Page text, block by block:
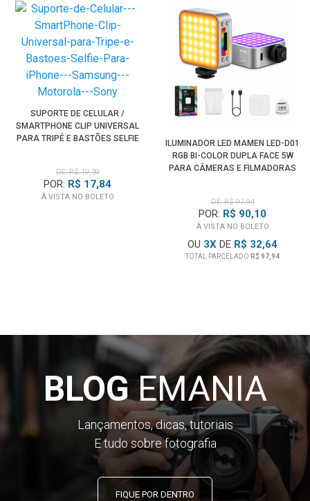
SUPORTE DE CELULAR /
SMARTPHONE CLIP UNIVERSAL
PARA TRIPÉ E BASTÕES SELFIE
DE: R$ 19,39
POR: R$ 17,84
À VISTA NO BOLETO
ILUMINADOR LED MAMEN LED-D01
RGB BI-COLOR DUPLA FACE 5W
PARA CÂMERAS E FILMADORAS
DE: R$ 97,94
POR: R$ 90,10
À VISTA NO BOLETO
OU 3X DE R$ 32,64
TOTAL PARCELADO R$ 97,94
BLOGEMANIA
Lançamentos, dicas, tutoriais
E tudo sobre fotografia
FIQUE POR DENTRO